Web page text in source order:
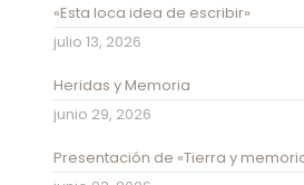
«Esta loca idea de escribir»
julio 13, 2026
Heridas y Memoria
junio 29, 2026
Presentación de «Tierra y